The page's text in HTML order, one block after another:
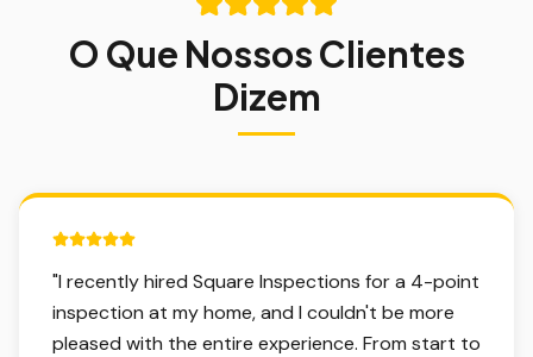
O Que Nossos Clientes
Dizem
5 out of 5 stars.
"I recently hired Square Inspections for a 4-point
inspection at my home, and I couldn't be more
pleased with the entire experience. From start to